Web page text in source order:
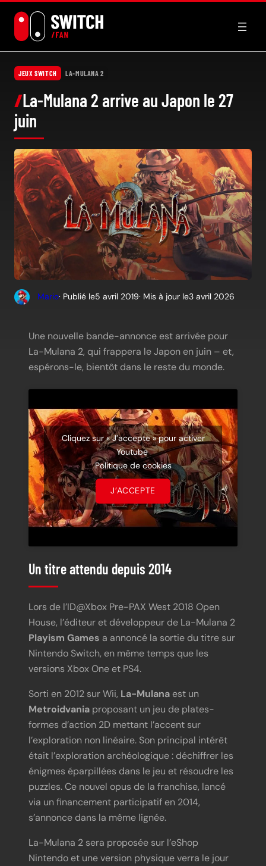
contenu
JEUX SWITCH LA-MULANA 2
La-Mulana 2 arrive au Japon le 27
juin
Mario· Publié le5 avril 2019· Mis à jour le3 avril 2026
Une nouvelle bande-annonce est arrivée pour
La-Mulana 2, qui frappera le Japon en juin – et,
espérons-le, bientôt dans le reste du monde.
Cliquez sur « J’accepte » pour activer
Youtube
Politique de cookies
J’ACCEPTE
Un titre attendu depuis 2014
Lors de l’ID@Xbox Pre-PAX West 2018 Open
House, l’éditeur et développeur de La-Mulana 2
Playism Games a annoncé la sortie du titre sur
Nintendo Switch, en même temps que les
versions Xbox One et PS4.
Sorti en 2012 sur Wii, La-Mulana est un
Metroidvania proposant un jeu de plates-
formes d’action 2D mettant l’accent sur
l’exploration non linéaire. Son principal intérêt
était l’exploration archéologique : déchiffrer les
énigmes éparpillées dans le jeu et résoudre les
puzzles. Ce nouvel opus de la franchise, lancé
via un financement participatif en 2014,
s’annonce dans la même lignée.
La-Mulana 2 sera proposée sur l’eShop
Nintendo et une version physique verra le jour